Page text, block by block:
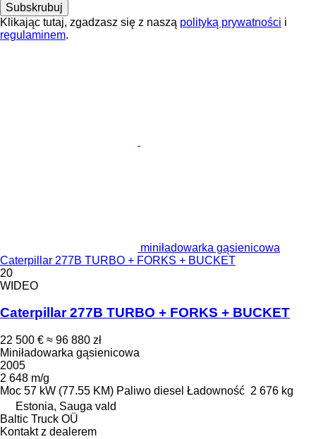
Subskrubuj
Klikając tutaj, zgadzasz się z naszą polityką prywatności i
regulaminem.
miniładowarka gąsienicowa
Caterpillar 277B TURBO + FORKS + BUCKET
20
WIDEO
Caterpillar 277B TURBO + FORKS + BUCKET
22 500 € ≈ 96 880 zł
Miniładowarka gąsienicowa
2005
2 648 m/g
Moc 57 kW (77.55 KM) Paliwo diesel Ładowność 2 676 kg
Estonia, Sauga vald
Baltic Truck OÜ
Kontakt z dealerem